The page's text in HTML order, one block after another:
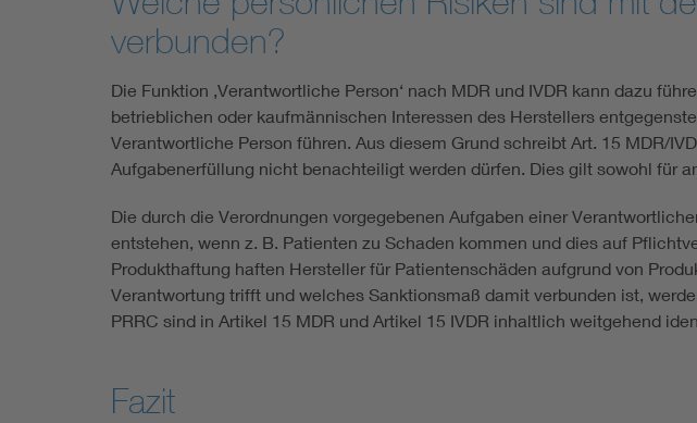
verbunden?
Die Funktion ‚Verantwortliche Person‘ nach MDR und IVDR kann dazu
betrieblichen oder kaufmännischen Interessen des Herstellers
Verantwortliche Person führen. Aus diesem Grund schreibt Art. 15 MDR/
Aufgabenerfüllung nicht benachteiligt werden dürfen. Dies gilt sowohl für
Die durch die Verordnungen vorgegebenen Aufgaben einer
entstehen, wenn z. B. Patienten zu Schaden kommen und dies auf
Produkthaftung haften Hersteller für Patientenschäden aufgrund von
Verantwortung trifft und welches Sanktionsmaß damit verbunden ist,
PRRC sind in Artikel 15 MDR und Artikel 15 IVDR inhaltlich weitgehend
Fazit